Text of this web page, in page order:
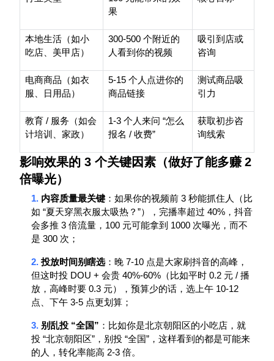
果
本地生活（如小
吃店、美甲店）
300-500 个附近的
人看到你的视频
吸引到店或
咨询
电商商品（如衣
服、日用品）
5-15 个人点进你的
商品链接
测试商品吸
引力
教育 / 服务（如会
计培训、家政）
1-3 个人来问 “怎么
报名 / 收费”
获取初步咨
询线索
影响效果的 3 个关键因素（做好了能多赚2
倍曝光）
1. 内容质量最关键 ：如果你的视频前 3 秒能抓住人（比
如 “夏天穿黑衣服太吸热？ ”），完播率超过 40% ，抖音
会多推 3 倍流量， 100 元可能拿到 1000 次曝光，而不
是 300 次；
2. 投放时间别瞎选：晚 7-10 点是大家刷抖音的高峰，
但这时投 DOU + 会贵 40%-60% （比如平时 0.2 元 / 播
放，高峰时要 0.3 元），预算少的话，选上午 10-12
点、下午 3-5 点更划算；
3. 别乱投 “全国” ：比如你是北京朝阳区的小吃店，就
投 “北京朝阳区” ，别投 “全国” ，这样看到的都是可能来
的人，转化率能高 2-3 倍。